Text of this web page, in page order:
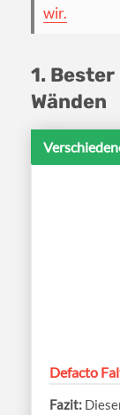
wir.
1.
Wänden
Defacto